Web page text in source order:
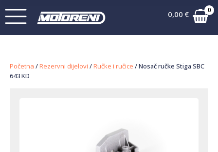
0,00 € 0
Početna /Rezervni dijelovi /Ručke i ručice / Nosač ručke Stiga SBC
643 KD